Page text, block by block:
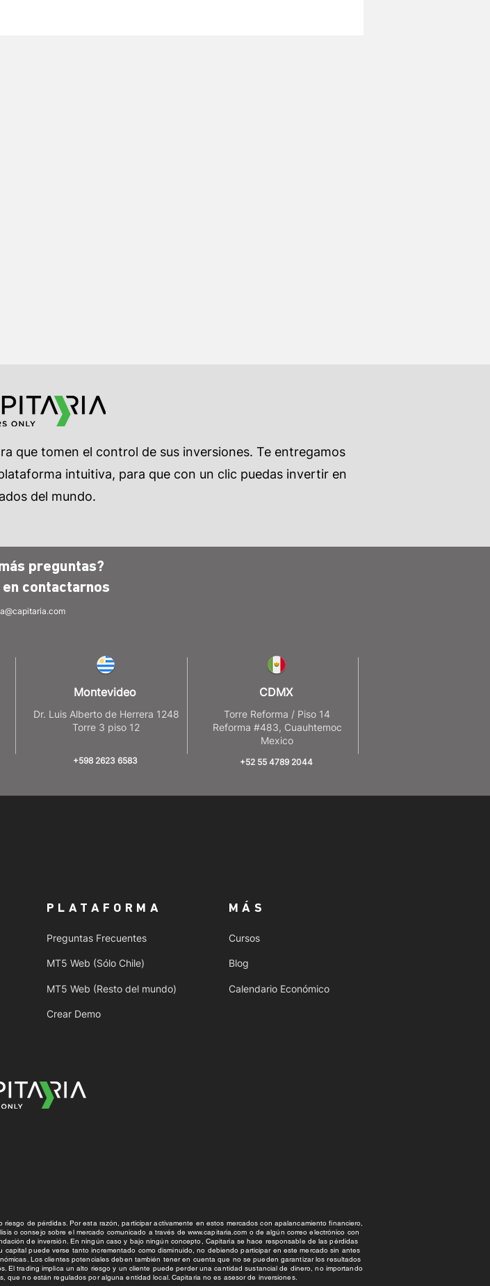
que tomen el control de sus inversiones. Te entregamos
intuitiva, para que con un clic puedas invertir en
del mundo.
preguntas?
contactarnos
Montevideo
Dr. Luis Alberto de Herrera 1248
Torre 3 piso 12
+598 2623 6583
CDMX
Torre Reforma / Piso 14
Reforma #483, Cuauhtemoc
Mexico
+52 55 4789 2044
PLATAFORMA
Preguntas Frecuentes
MT5 Web (Sólo Chile)
MT5 Web (Resto del mundo)
MÁS
Cursos
Blog
Calendario Económico
Crear Demo
de pérdidas. Por esta razón, participar activamente en estos mercados con apalancamiento financiero,
o consejo sobre el mercado comunicado a través de www.capitaria.com o de algún correo electrónico con
de inversión. En ningún caso y bajo ningún concepto, Capitaria se hace responsable de las pérdidas
puede verse tanto incrementado como disminuido, no debiendo participar en este mercado sin antes
Los clientes potenciales deben también tener en cuenta que no se pueden garantizar los resultados
trading implica un alto riesgo y un cliente puede perder una cantidad sustancial de dinero, no importando
que no están regulados por alguna entidad local. Capitaria no es asesor de inversiones.